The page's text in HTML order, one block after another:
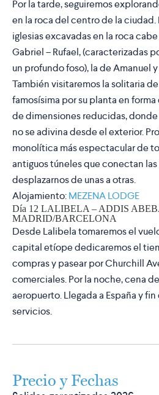
Por la tarde, seguiremos
en la roca del centro de la
iglesias excavadas en la roca
Gabriel – Rufael, (caracterizadas
un profundo foso), la de Amanuel
También visitaremos la solitaria
famosísima por su planta en
de dimensiones reducidas,
no se adivina desde el exterior.
monolítica más espectacular de
antiguos túneles que conectan las
desplazarnos de unas a otras.
Alojamiento:MEZENA LODGE
Día 12 LALIBELA – ADDIS
MADRID/BARCELONA
Desde Lalibela tomaremos el
capital etíope dedicaremos el
compras y pasear por Churchill
comerciales. Por la noche, cena
aeropuerto. Llegada a España y
servicios.
Precio y Fechas